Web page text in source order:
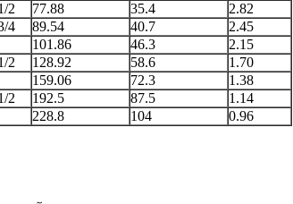
2 77.88 35.4
2.82
4 89.54 40.7
2.45
101.86 46.3
2.15
2 128.92 58.6
1.70
159.06 72.3
1.38
2 192.5 87.5
1.14
228.8 104 0.96